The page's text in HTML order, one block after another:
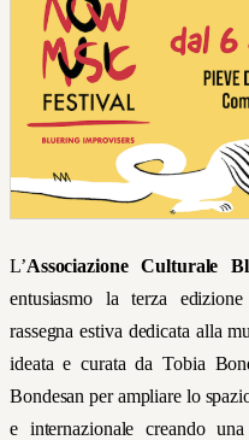
L’Associazione Culturale
entusiasmo la terza
rassegna estiva dedicata alla
ideata e curata da Tobia
Bondesan per ampliare lo
e internazionale creando